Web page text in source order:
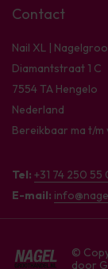
Contact
Nail XL |
Diamantstraat 1 C
7554 TA Hengelo
Nederland
Bereikbaar ma t/
Tel: +31 74 250 55
E-mail:
©
door